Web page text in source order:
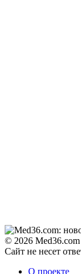
© 2026 Med36.com
Сайт не несет
О проекте